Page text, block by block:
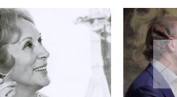
代のリーダーの声と物語を広め、彼
ダーシップの概念をどのように変
が与えられます。
18歳以上で英語の堪能な女性であ
能です。 2022年に2期開催し、1期
参加する予定です。